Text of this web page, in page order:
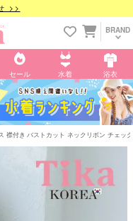
>>
BRAND
セール 水着 浴衣
襟付き バストカット ネックリボン チェ